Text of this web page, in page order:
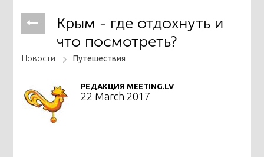
Крым - где отдохнуть и
что посмотреть?
Новости Путешествия
РЕДАКЦИЯ MEETING.LV
22 March 2017